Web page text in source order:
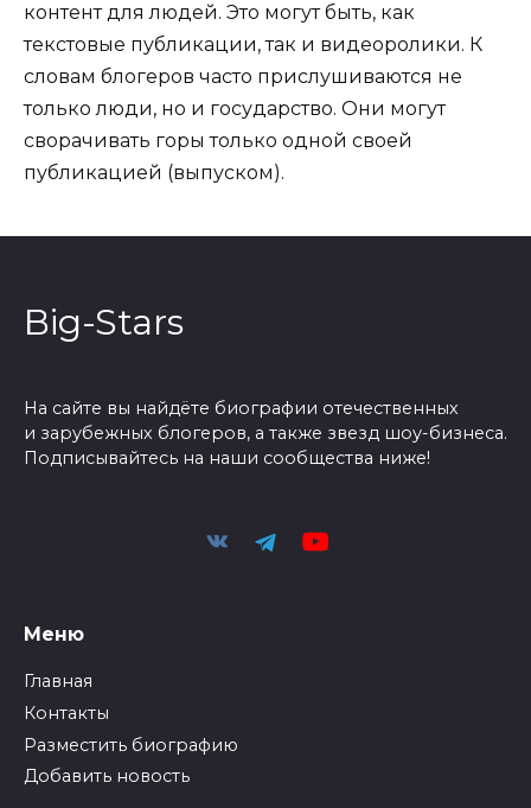
контент для людей. Это могут быть, как
текстовые публикации, так и видеоролики. К
словам блогеров часто прислушиваются не
только люди, но и государство. Они могут
сворачивать горы только одной своей
публикацией (выпуском).
Big-Stars
На сайте вы найдёте биографии отечественных
и зарубежных блогеров, а также звезд шоу-бизнеса.
Подписывайтесь на наши сообщества ниже!
Меню
Главная
Контакты
Разместить биографию
Добавить новость